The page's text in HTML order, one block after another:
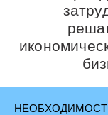
НЕОБХОДИМОСТ